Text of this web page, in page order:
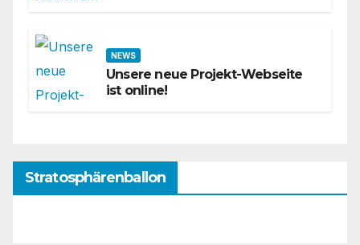
NEWS
Unsere neue Projekt-Webseite
ist online!
Stratosphärenballon